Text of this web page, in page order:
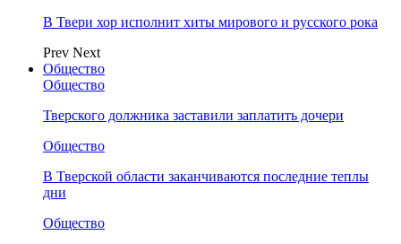
В Твери хор исполнит хиты мирового и русского рока
Prev Next
Общество
Общество
Тверского должника заставили заплатить дочери
Общество
В Тверской области заканчиваются последние теплы
дни
Общество